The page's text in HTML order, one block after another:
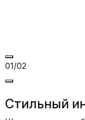
01/02
Стильный